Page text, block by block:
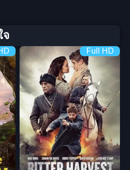
จ
Full HD